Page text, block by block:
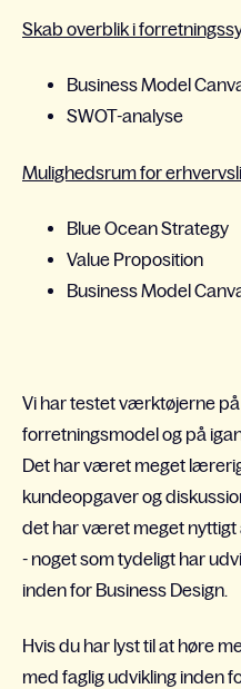
Skab overblik i
Business Model
SWOT-analyse
Mulighedsrum for
Blue Ocean Strategy
Value Proposition
Business Model
Vi har testet værktøjerne
forretningsmodel og på
Det har været meget
kundeopgaver og
det har været meget
- noget som tydeligt har
inden for Business Design.
Hvis du har lyst til at høre
med faglig udvikling inden